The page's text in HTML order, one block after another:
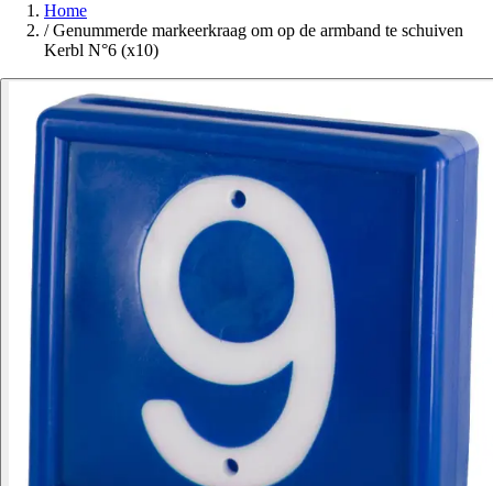
Home
/ Genummerde markeerkraag om op de armband te schuiven
Kerbl N°6 (x10)